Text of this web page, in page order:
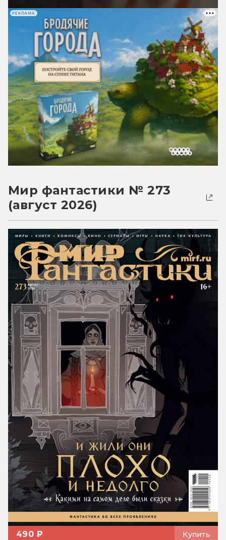
РЕКЛАМА
Мир фантастики № 273
(август 2026)
490 ₽ Купить